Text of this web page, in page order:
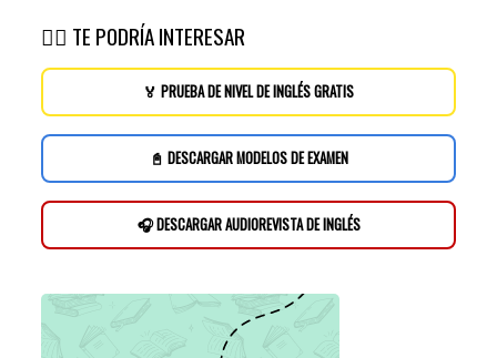
👉🏽 TE PODRÍA INTERESAR
🏅 PRUEBA DE NIVEL DE INGLÉS GRATIS
📓 DESCARGAR MODELOS DE EXAMEN
🎧 DESCARGAR AUDIOREVISTA DE INGLÉS